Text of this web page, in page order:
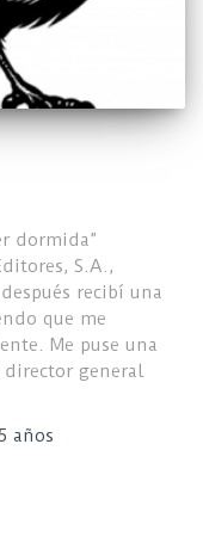
dormida”
S.A.,
recibí una
que me
Me puse una
director general
5 años